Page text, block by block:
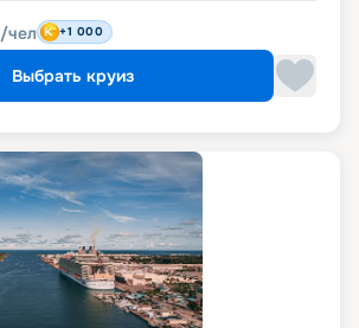
/чел +1 000
Выбрать круиз